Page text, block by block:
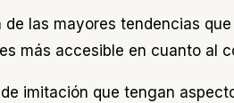
las mayores tendencias
más accesible en cuanto al
imitación que tengan